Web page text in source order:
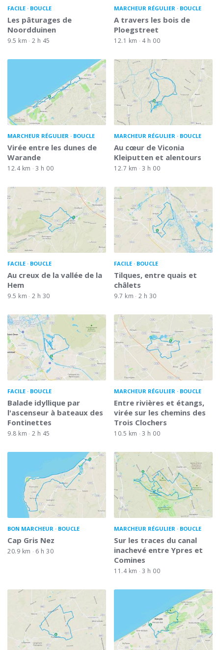
FACILE BOUCLE
Les pâturages de
Noordduinen
9.5 km 2 h 45
MARCHEUR RÉGULIER BOUCLE
A travers les bois de
Ploegstreet
12.1 km 4 h 00
MARCHEUR RÉGULIER BOUCLE
Virée entre les dunes de
Warande
12.4 km 3 h 00
MARCHEUR RÉGULIER BOUCLE
Au cœur de Viconia
Kleiputten et alentours
12.7 km 3 h 00
FACILE BOUCLE
Au creux de la vallée de la
Hem
9.5 km 2 h 30
FACILE BOUCLE
Tilques, entre quais et
châlets
9.7 km 2 h 30
FACILE BOUCLE
Balade idyllique par
l'ascenseur à bateaux des
Fontinettes
9.8 km 2 h 45
MARCHEUR RÉGULIER BOUCLE
Entre rivières et étangs,
virée sur les chemins des
Trois Clochers
10.5 km 3 h 00
BON MARCHEUR BOUCLE
Cap Gris Nez
20.9 km 6 h 30
MARCHEUR RÉGULIER BOUCLE
Sur les traces du canal
inachevé entre Ypres et
Comines
11.4 km 3 h 00